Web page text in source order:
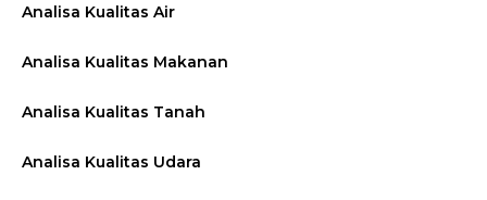
Analisa Kualitas Air
Analisa Kualitas Makanan
Analisa Kualitas Tanah
Analisa Kualitas Udara